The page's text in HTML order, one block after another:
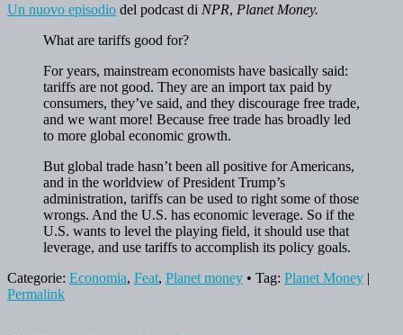
Un nuovo episodio del podcast di NPR, Planet Money.
What are tariffs good for?
For years, mainstream economists have basically said:
tariffs are not good. They are an import tax paid by
consumers, they’ve said, and they discourage free trade,
and we want more! Because free trade has broadly led
to more global economic growth.
But global trade hasn’t been all positive for Americans,
and in the worldview of President Trump’s
administration, tariffs can be used to right some of those
wrongs. And the U.S. has economic leverage. So if the
U.S. wants to level the playing field, it should use that
leverage, and use tariffs to accomplish its policy goals.
Categorie: Economia, Feat, Planet money • Tag: Planet Money |
Permalink